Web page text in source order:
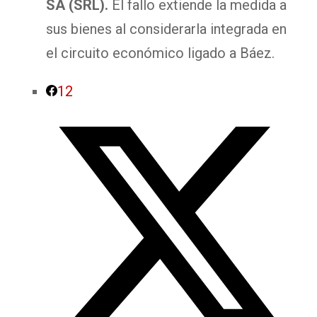
SA (SRL). El fallo extiende la medida a
sus bienes al considerarla integrada en
el circuito económico ligado a Báez.
12